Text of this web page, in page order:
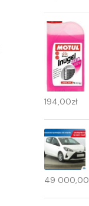
194,00zł
49 000,00